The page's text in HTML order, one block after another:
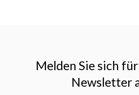
Melden Sie sich
Newsletter